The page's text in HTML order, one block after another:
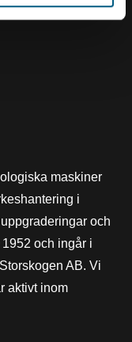
maskiner
i
och
och ingår i
AB. Vi
aktivt inom